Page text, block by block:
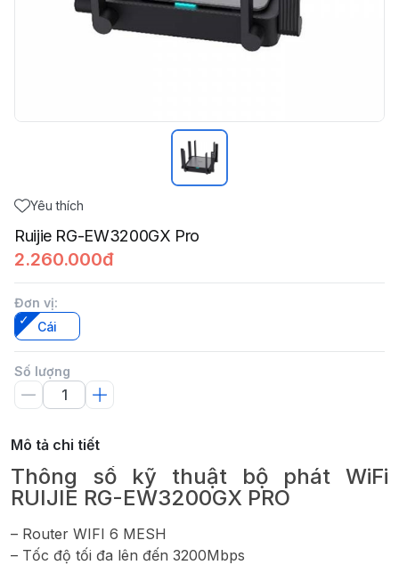
Yêu thích
Ruijie RG-EW3200GX Pro
2.260.000đ
Đơn vị:
Cái
Số lượng
Mô tả chi tiết
Thông số kỹ thuật bộ phát WiFi
RUIJIE RG-EW3200GX PRO
– Router WIFI 6 MESH
– Tốc độ tối đa lên đến 3200Mbps